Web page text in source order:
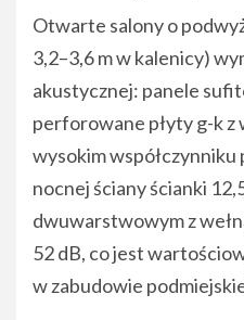
Otwarte salony o
3,2–3,6 m w kalenicy)
akustycznej: panele
perforowane płyty g-k z
wysokim współczynniku
nocnej ściany ścianki
dwuwarstwowym z
52 dB, co jest
w zabudowie